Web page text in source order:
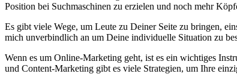
Position bei Suchmaschinen zu erzielen und noch mehr
Es gibt viele Wege, um Leute zu Deiner Seite zu bringen,
mich unverbindlich an um Deine individuelle Situation zu
Wenn es um Online-Marketing geht, ist es ein wichtiges
und Content-Marketing gibt es viele Strategien, um Ihre